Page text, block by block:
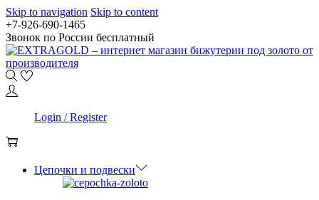
Skip to navigation Skip to content
+7-926-690-1465
Звонок по России бесплатный
Login / Register
Цепочки и подвески